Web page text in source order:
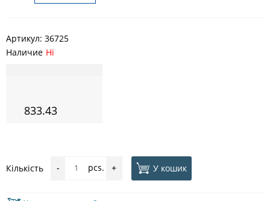
Артикул: 36725
Наличие Ні
833.43
Кількість - pcs. + У кошик